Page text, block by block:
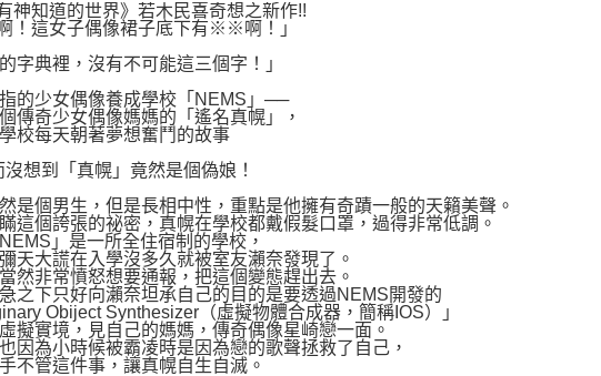
神知道的世界》若木民喜奇想之新作!!
！這女子偶像裙子底下有※※啊！」
字典裡，沒有不可能這三個字！」
的少女偶像養成學校「NEMS」──
傳奇少女偶像媽媽的「遙名真幌」，
校每天朝著夢想奮鬥的故事
想到「真幌」竟然是個偽娘！
是個男生，但是長相中性，重點是他擁有奇蹟一般的天籟美聲。
這個誇張的祕密，真幌在學校都戴假髮口罩，過得非常低調。
」是一所全住宿制的學校，
天大謊在入學沒多久就被室友瀨奈發現了。
然非常憤怒想要通報，把這個變態趕出去。
之下只好向瀨奈坦承自己的目的是要透過NEMS開發的
Obiject Synthesizer（虛擬物體合成器，簡稱IOS）」
擬實境，見自己的媽媽，傳奇偶像星崎戀一面。
因為小時候被霸凌時是因為戀的歌聲拯救了自己，
不管這件事，讓真幌自生自滅。